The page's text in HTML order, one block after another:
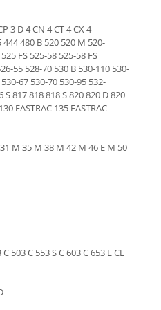
3 D 4 CN 4 CT 4 CX 4
480 B 520 520 M 520-
FS 525-58 525-58 FS
55 528-70 530 B 530-110 530-
67 530-70 530-95 532-
S 817 818 818 S 820 820 D 820
FASTRAC 135 FASTRAC
M 35 M 38 M 42 M 46 E M 50
503 C 553 S C 603 C 653 L CL